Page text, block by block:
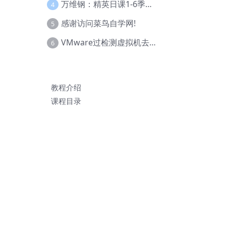
4 万维钢：精英日课1-6季合集
5 感谢访问菜鸟自学网!
6 VMware过检测虚拟机去虚拟化教程(工具+基础+进阶)
教程介绍
课程目录